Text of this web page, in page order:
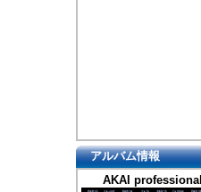
アルバム情報
AKAI professional